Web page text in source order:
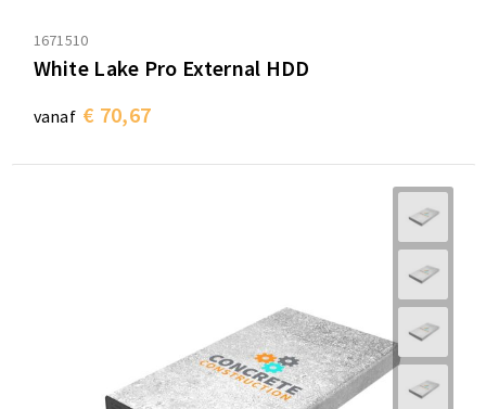
1671510
White Lake Pro External HDD
vanaf € 70,67